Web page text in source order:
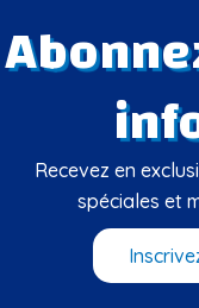
Recevez en
spéciales et